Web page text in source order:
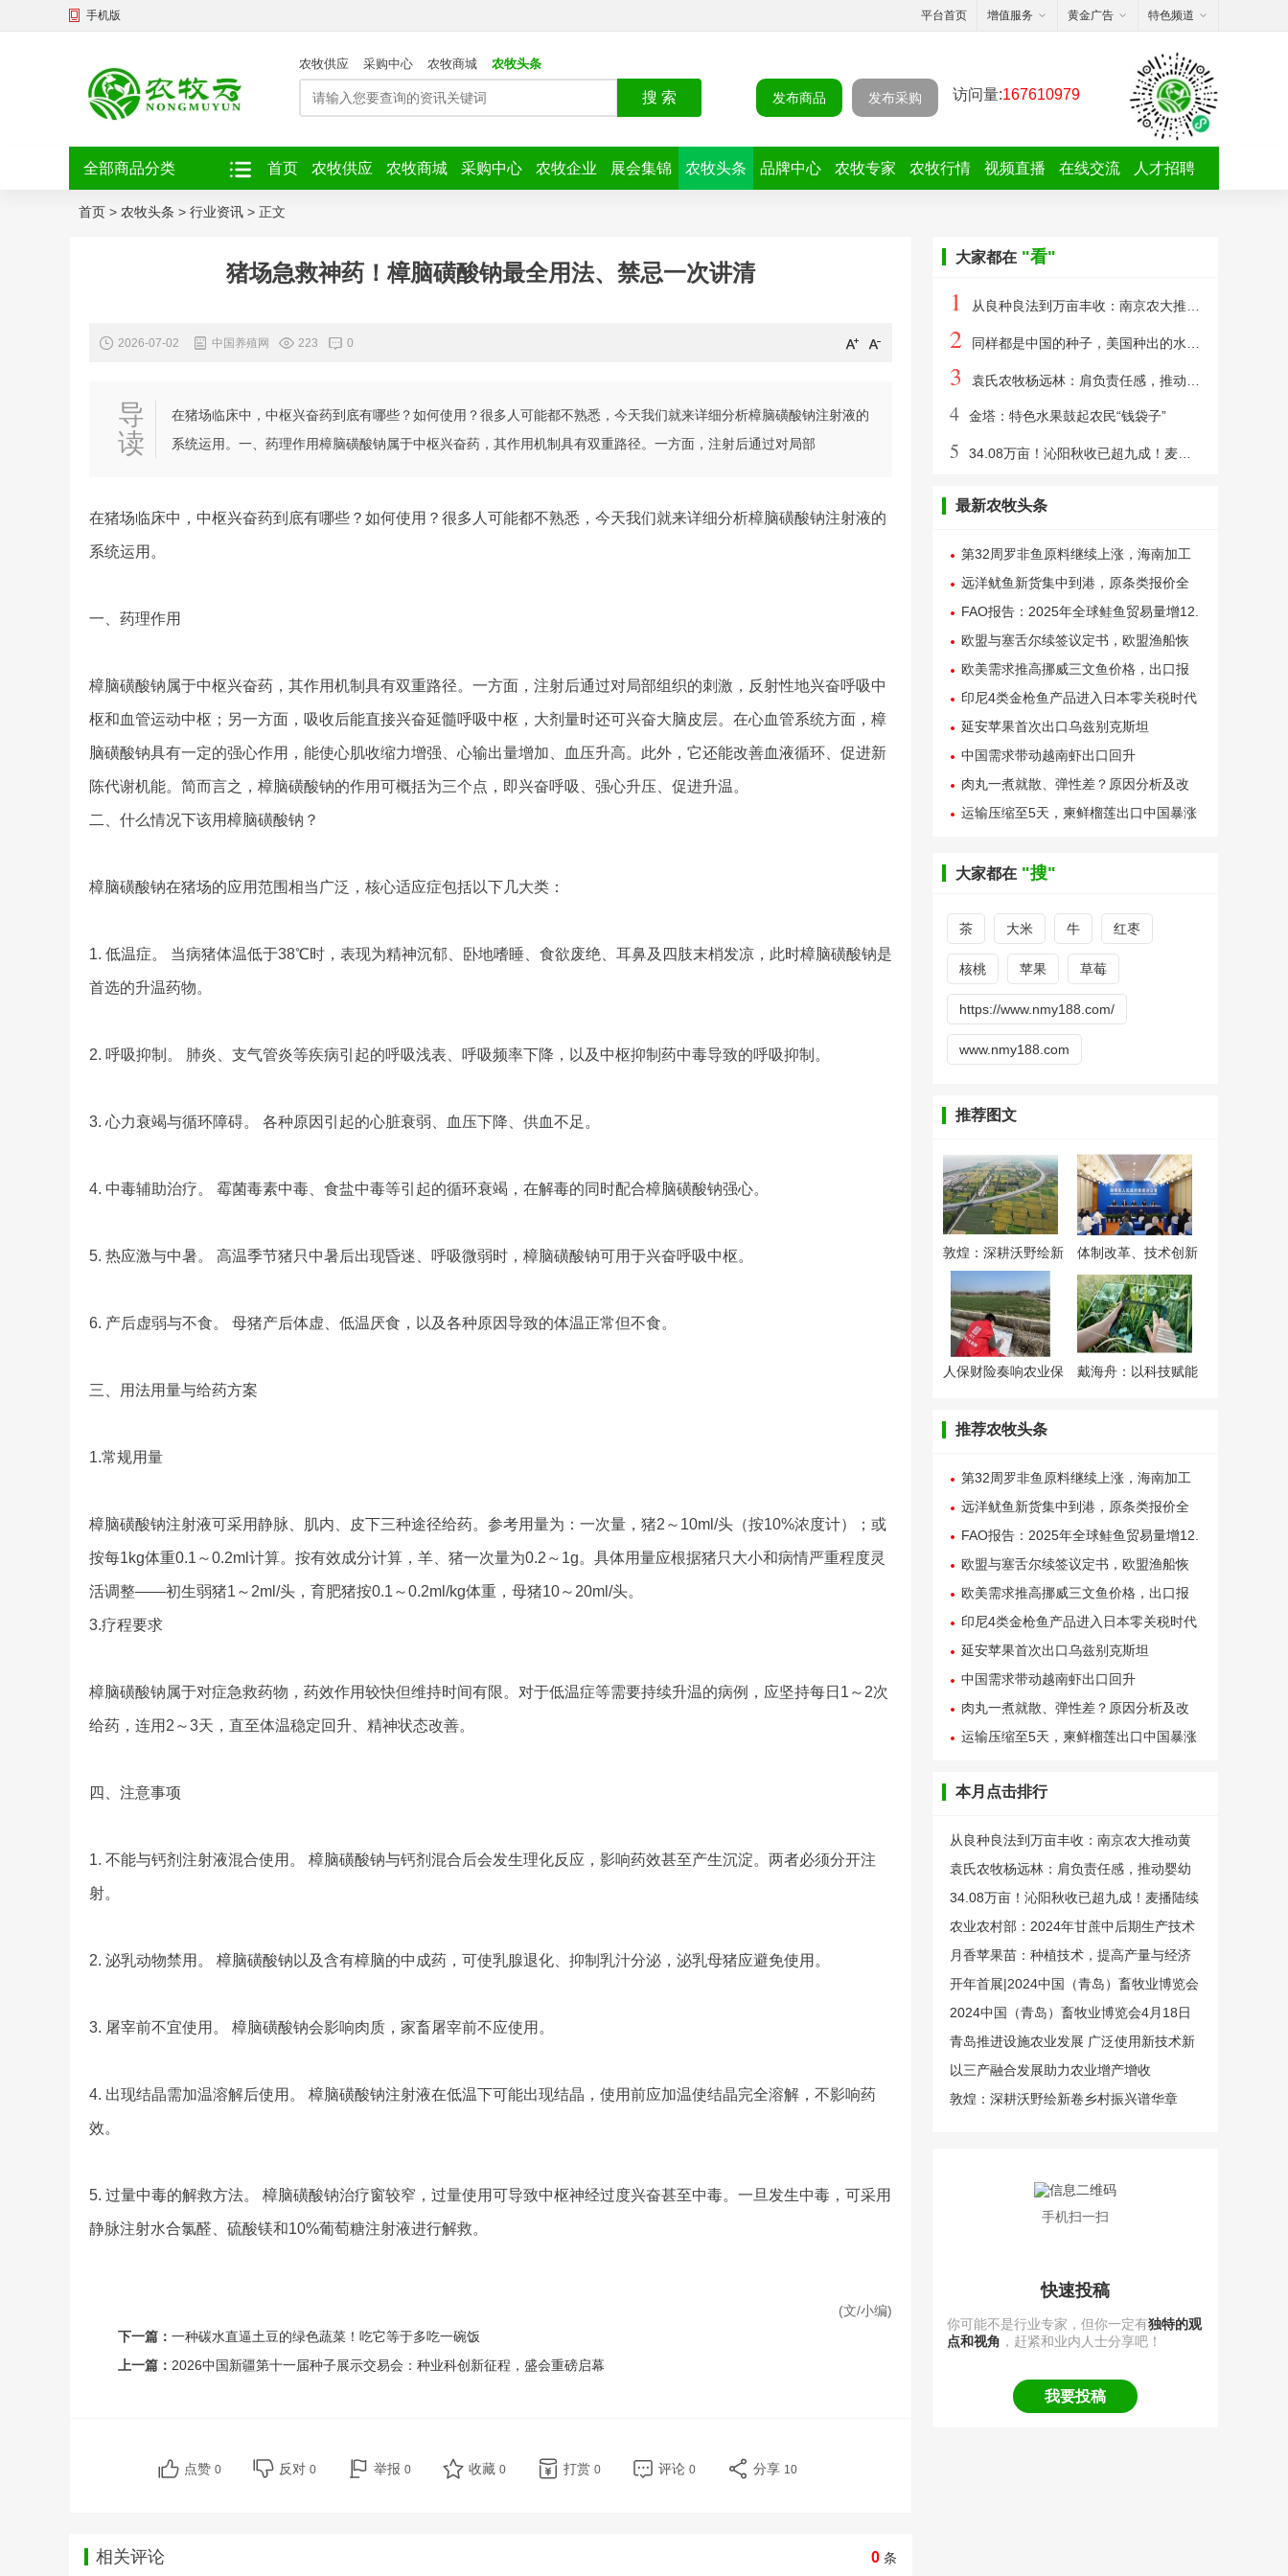
手机版 平台首页 增值服务 黄金广告 特色频道
农牧供应 采购中心 农牧商城 农牧头条
搜 索 访问量:167610979
发布采购
发布商品
全部商品分类 首页 农牧供应 农牧商城 采购中心 农牧企业 展会集锦 农牧头条 品牌中心 农牧专家 农牧行情 视频直播 在线交流 人才招聘
首页 > 农牧头条 > 行业资讯 > 正文
猪场急救神药！樟脑磺酸钠最全用法、禁忌一次讲清
2026-07-02 中国养殖网 223 0
导
读
在猪场临床中，中枢兴奋药到底有哪些？如何使用？很多人可能都不熟悉，今天我们就来详细分析樟脑磺酸钠注射液的
系统运用。一、药理作用樟脑磺酸钠属于中枢兴奋药，其作用机制具有双重路径。一方面，注射后通过对局部
在猪场临床中，中枢兴奋药到底有哪些？如何使用？很多人可能都不熟悉，今天我们就来详细分析樟脑磺酸钠注射液的
系统运用。
一、药理作用
樟脑磺酸钠属于中枢兴奋药，其作用机制具有双重路径。一方面，注射后通过对局部组织的刺激，反射性地兴奋呼吸中
枢和血管运动中枢；另一方面，吸收后能直接兴奋延髓呼吸中枢，大剂量时还可兴奋大脑皮层。在心血管系统方面，樟
脑磺酸钠具有一定的强心作用，能使心肌收缩力增强、心输出量增加、血压升高。此外，它还能改善血液循环、促进新
陈代谢机能。简而言之，樟脑磺酸钠的作用可概括为三个点，即兴奋呼吸、强心升压、促进升温。
二、什么情况下该用樟脑磺酸钠？
樟脑磺酸钠在猪场的应用范围相当广泛，核心适应症包括以下几大类：
1. 低温症。 当病猪体温低于38℃时，表现为精神沉郁、卧地嗜睡、食欲废绝、耳鼻及四肢末梢发凉，此时樟脑磺酸钠是
首选的升温药物。
2. 呼吸抑制。 肺炎、支气管炎等疾病引起的呼吸浅表、呼吸频率下降，以及中枢抑制药中毒导致的呼吸抑制。
3. 心力衰竭与循环障碍。 各种原因引起的心脏衰弱、血压下降、供血不足。
4. 中毒辅助治疗。 霉菌毒素中毒、食盐中毒等引起的循环衰竭，在解毒的同时配合樟脑磺酸钠强心。
5. 热应激与中暑。 高温季节猪只中暑后出现昏迷、呼吸微弱时，樟脑磺酸钠可用于兴奋呼吸中枢。
6. 产后虚弱与不食。 母猪产后体虚、低温厌食，以及各种原因导致的体温正常但不食。
三、用法用量与给药方案
1.常规用量
樟脑磺酸钠注射液可采用静脉、肌内、皮下三种途径给药。参考用量为：一次量，猪2～10ml/头（按10%浓度计）；或
按每1kg体重0.1～0.2ml计算。按有效成分计算，羊、猪一次量为0.2～1g。具体用量应根据猪只大小和病情严重程度灵
活调整——初生弱猪1～2ml/头，育肥猪按0.1～0.2ml/kg体重，母猪10～20ml/头。
3.疗程要求
樟脑磺酸钠属于对症急救药物，药效作用较快但维持时间有限。对于低温症等需要持续升温的病例，应坚持每日1～2次
给药，连用2～3天，直至体温稳定回升、精神状态改善。
四、注意事项
1. 不能与钙剂注射液混合使用。 樟脑磺酸钠与钙剂混合后会发生理化反应，影响药效甚至产生沉淀。两者必须分开注
射。
2. 泌乳动物禁用。 樟脑磺酸钠以及含有樟脑的中成药，可使乳腺退化、抑制乳汁分泌，泌乳母猪应避免使用。
3. 屠宰前不宜使用。 樟脑磺酸钠会影响肉质，家畜屠宰前不应使用。
4. 出现结晶需加温溶解后使用。 樟脑磺酸钠注射液在低温下可能出现结晶，使用前应加温使结晶完全溶解，不影响药
效。
5. 过量中毒的解救方法。 樟脑磺酸钠治疗窗较窄，过量使用可导致中枢神经过度兴奋甚至中毒。一旦发生中毒，可采用
静脉注射水合氯醛、硫酸镁和10%葡萄糖注射液进行解救。
(文/小编)
下一篇： 一种碳水直逼土豆的绿色蔬菜！吃它等于多吃一碗饭
上一篇： 2026中国新疆第十一届种子展示交易会：种业科创新征程，盛会重磅启幕
点赞 0 反对 0 举报 0 收藏 0 打赏 0 评论 0 分享 10
0 条
相关评论
大家都在 "看"
1 从良种良法到万亩丰收：南京农大推动黄淮海大豆大面积提升单产
2 同样都是中国的种子，美国种出的水稻，为何亩产要比中国高？
3 袁氏农牧杨远林：肩负责任感，推动婴幼儿食品全链路创新
4 金塔：特色水果鼓起农民“钱袋子”
5 34.08万亩！沁阳秋收已超九成！麦播陆续展开……
最新农牧头条
第32周罗非鱼原料继续上涨，海南加工
厂称已陷亏损
远洋鱿鱼新货集中到港，原条类报价全
线失守
FAO报告：2025年全球鲑鱼贸易量增12.
1%，亚洲需求成关键驱动力
欧盟与塞舌尔续签议定书，欧盟渔船恢
复在印度洋捕捞作业
欧美需求推高挪威三文鱼价格，出口报
价连续两周上涨
印尼4类金枪鱼产品进入日本零关税时代
延安苹果首次出口乌兹别克斯坦
中国需求带动越南虾出口回升
肉丸一煮就散、弹性差？原因分析及改
良步骤来了
运输压缩至5天，柬鲜榴莲出口中国暴涨
大家都在 "搜"
茶 大米 牛 红枣
核桃 苹果 草莓
https://www.nmy188.com/
www.nmy188.com
推荐图文
敦煌：深耕沃野绘新
卷
体制改革、技术创新
双
人保财险奏响农业保
戴海舟：以科技赋能
推荐农牧头条
第32周罗非鱼原料继续上涨，海南加工
厂称已陷亏损
远洋鱿鱼新货集中到港，原条类报价全
线失守
FAO报告：2025年全球鲑鱼贸易量增12.
1%，亚洲需求成关键驱动力
欧盟与塞舌尔续签议定书，欧盟渔船恢
复在印度洋捕捞作业
欧美需求推高挪威三文鱼价格，出口报
价连续两周上涨
印尼4类金枪鱼产品进入日本零关税时代
延安苹果首次出口乌兹别克斯坦
中国需求带动越南虾出口回升
肉丸一煮就散、弹性差？原因分析及改
良步骤来了
运输压缩至5天，柬鲜榴莲出口中国暴涨
本月点击排行
从良种良法到万亩丰收：南京农大推动黄
淮海大豆大面积提升单产
袁氏农牧杨远林：肩负责任感，推动婴幼
儿食品全链路创新
34.08万亩！沁阳秋收已超九成！麦播陆续
展开……
农业农村部：2024年甘蔗中后期生产技术
指导意见
月香苹果苗：种植技术，提高产量与经济
效益
开年首展|2024中国（青岛）畜牧业博览会
将于4月18日在青岛盛大开幕
2024中国（青岛）畜牧业博览会4月18日
在青岛盛大开幕
青岛推进设施农业发展 广泛使用新技术新
模式新装备
以三产融合发展助力农业增产增收
敦煌：深耕沃野绘新卷乡村振兴谱华章
手机扫一扫
快速投稿
你可能不是行业专家，但你一定有独特的观
点和视角 ，赶紧和业内人士分享吧！
我要投稿